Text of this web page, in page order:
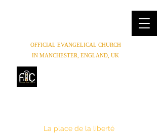
OFFICIAL EVANGELICAL CHURCH
IN MANCHESTER, ENGLAND, UK
La place de la liberté